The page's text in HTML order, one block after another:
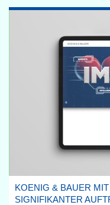
KOENIG & BAUER
SIGNIFIKANTER